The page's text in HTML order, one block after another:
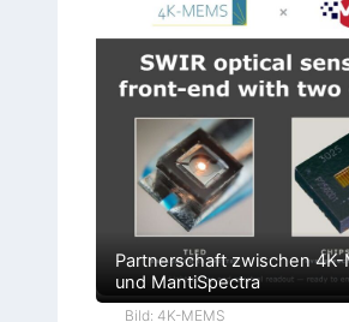
Partnerschaft zwischen
und MantiSpectra
Bild: 4K-MEMS